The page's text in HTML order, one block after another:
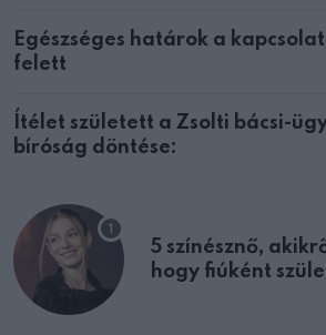
Egészséges határok a
felett
Ítélet született a Zsolti bácsi-
bíróság döntése:
5 színésznő,
hogy fiúként